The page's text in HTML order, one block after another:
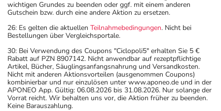
wichtigen Grundes zu beenden oder ggf. mit einem anderen
Gutschein bzw. durch eine andere Aktion zu ersetzen.
26: Es gelten die aktuellen Teilnahmebedingungen. Nicht bei
Bestellungen über Vergleichsportale.
30: Bei Verwendung des Coupons "Ciclopoli5" erhalten Sie 5 €
Rabatt auf PZN 8907142. Nicht anwendbar auf rezeptpflichtige
Artikel, Bücher, Säuglingsanfangsnahrung und Versandkosten.
Nicht mit anderen Aktionsvorteilen (ausgenommen Coupons)
kombinierbar und nur einzulösen unter www.aponeo.de und in der
APONEO App. Gültig: 06.08.2026 bis 31.08.2026. Nur solange der
Vorrat reicht. Wir behalten uns vor, die Aktion früher zu beenden.
Keine Barauszahlung.